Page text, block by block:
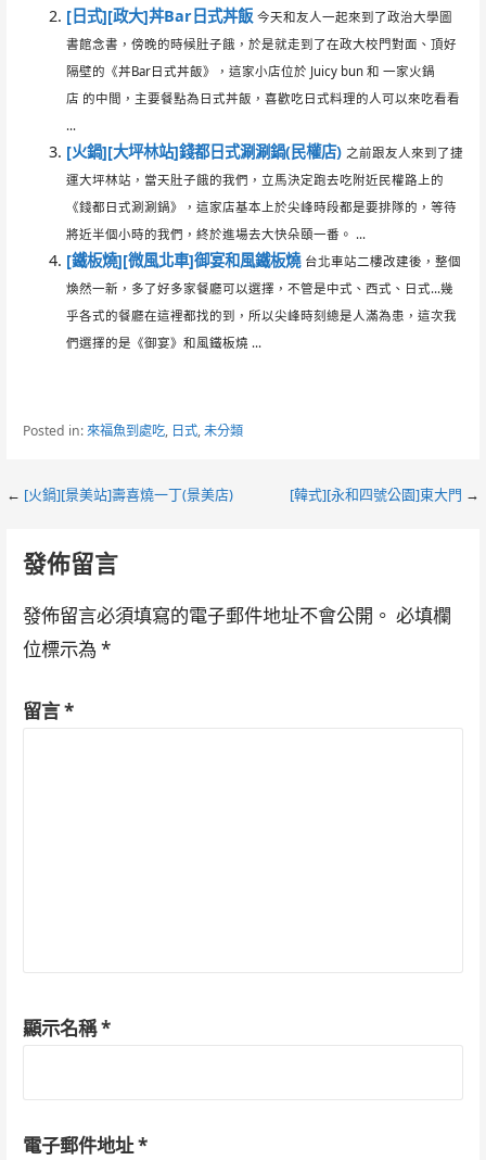
[日式][政大]丼Bar日式丼飯 今天和友人一起來到了政治大學圖
書館念書，傍晚的時候肚子餓，於是就走到了在政大校門對面、頂好
隔壁的《丼Bar日式丼飯》，這家小店位於 Juicy bun 和 一家火鍋
店 的中間，主要餐點為日式丼飯，喜歡吃日式料理的人可以來吃看看
...
[火鍋][大坪林站]錢都日式涮涮鍋(民權店) 之前跟友人來到了捷
運大坪林站，當天肚子餓的我們，立馬決定跑去吃附近民權路上的
《錢都日式涮涮鍋》，這家店基本上於尖峰時段都是要排隊的，等待
將近半個小時的我們，終於進場去大快朵頤一番。 ...
[鐵板燒][微風北車]御宴和風鐵板燒 台北車站二樓改建後，整個
煥然一新，多了好多家餐廳可以選擇，不管是中式、西式、日式…幾
乎各式的餐廳在這裡都找的到，所以尖峰時刻總是人滿為患，這次我
們選擇的是《御宴》和風鐵板燒 ...
Posted in:來福魚到處吃, 日式,未分類
Post
navigation
← [火鍋][景美站]壽喜燒一丁(景美店) [韓式][永和四號公園]東大門 →
發佈留言
發佈留言必須填寫的電子郵件地址不會公開。 必填欄
位標示為 *
留言*
顯示名稱*
電子郵件地址*